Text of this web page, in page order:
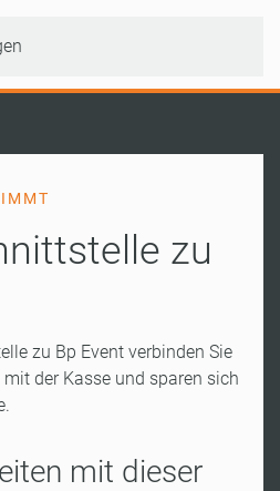
zu
zu Bp Event verbinden Sie
der Kasse und sparen sich
mit dieser